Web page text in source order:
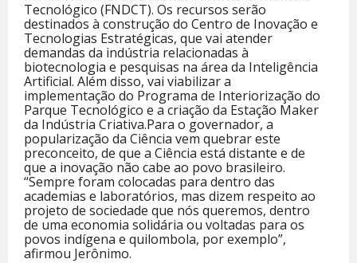
Tecnológico (FNDCT). Os recursos serão
destinados à construção do Centro de Inovação e
Tecnologias Estratégicas, que vai atender
demandas da indústria relacionadas à
biotecnologia e pesquisas na área da Inteligência
Artificial. Além disso, vai viabilizar a
implementação do Programa de Interiorização do
Parque Tecnológico e a criação da Estação Maker
da Indústria Criativa.Para o governador, a
popularização da Ciência vem quebrar este
preconceito, de que a Ciência está distante e de
que a inovação não cabe ao povo brasileiro.
“Sempre foram colocadas para dentro das
academias e laboratórios, mas dizem respeito ao
projeto de sociedade que nós queremos, dentro
de uma economia solidária ou voltadas para os
povos indígena e quilombola, por exemplo”,
afirmou Jerônimo.